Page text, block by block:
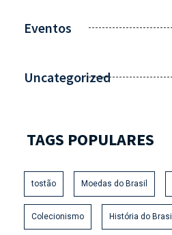
Eventos
Uncategorized
TAGS POPULARES
tostão Moedas do Brasil
Colecionismo História do Brasil